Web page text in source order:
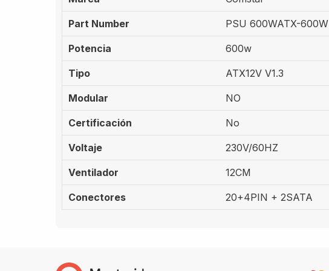
Part Number PSU 600WATX-600W
Potencia 600w
Tipo ATX12V V1.3
Modular NO
Certificación No
Voltaje 230V/60HZ
Ventilador 12CM
Conectores 20+4PIN + 2SATA